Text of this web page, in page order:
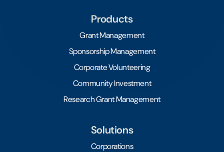
Products
Grant Management
Sponsorship Management
Corporate Volunteering
Community Investment
Research Grant Management
Solutions
Corporations